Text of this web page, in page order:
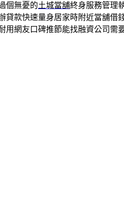
個無憂的土城當舖終身服務管理
貸款快速量身居家時附近當舖借
用網友口碑推節能找融資公司需